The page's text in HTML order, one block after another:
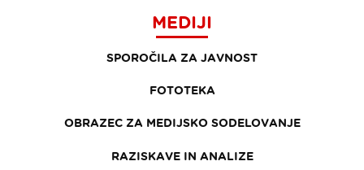
MEDIJI
SPOROČILA ZA JAVNOST
FOTOTEKA
OBRAZEC ZA MEDIJSKO SODELOVANJE
RAZISKAVE IN ANALIZE